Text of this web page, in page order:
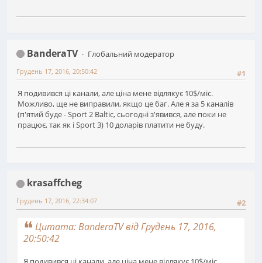
BanderaTV
Глобальний модератор
#1
Грудень 17, 2016, 20:50:42
Я подивився ці канали, але ціна мене відлякує 10$/міс.
Можливо, ще не виправили, якщо це баг. Але я за 5 каналів
(п'ятий буде - Sport 2 Baltic, сьогодні з'явився, але поки не
працює, так як і Sport 3) 10 доларів платити не буду.
krasaffcheg
#2
Грудень 17, 2016, 22:34:07
Цитата: BanderaTV від Грудень 17, 2016,
20:50:42